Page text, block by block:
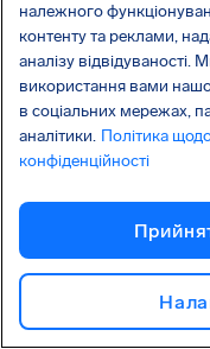
подальшої
доведеться її
поновити в будь-
документів, щоб
над отриманням
Як
дані?
Ви можете оновити
належного
контенту та реклами,
аналізу
використання вами
в соціальних мережах,
аналітики. Політика
конфіденційності